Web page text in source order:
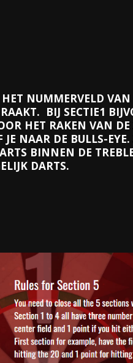
HET NUMMERVELD
BIJ SECTIE1
HET RAKEN VAN
NAAR DE BULLS-
BINNEN DE
DARTS.